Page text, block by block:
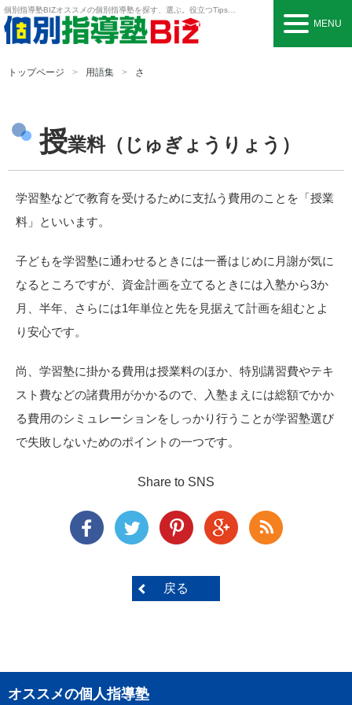
個別指導塾BIZオススメの個別指導塾を探す、選ぶ。役立つTipsも。
MENU
トップページ 用語集 さ
授業料（じゅぎょうりょう）
学習塾などで教育を受けるために支払う費用のことを「授業
料」といいます。
子どもを学習塾に通わせるときには一番はじめに月謝が気に
なるところですが、資金計画を立てるときには入塾から3か
月、半年、さらには1年単位と先を見据えて計画を組むとよ
り安心です。
尚、学習塾に掛かる費用は授業料のほか、特別講習費やテキ
スト費などの諸費用がかかるので、入塾まえには総額でかか
る費用のシミュレーションをしっかり行うことが学習塾選び
で失敗しないためのポイントの一つです。
Share to SNS
戻る
オススメの個人指導塾